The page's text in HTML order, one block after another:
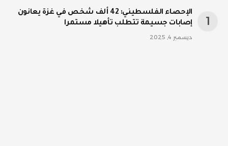
الإحصاء الفلسطيني: 42 ألف شخص في غزة يعانون
إصابات جسيمة تتطلب تأهيلا مستمرا
ديسمبر 4, 2025